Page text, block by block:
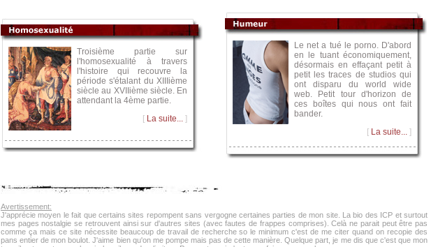
Troisième partie sur
l'homosexualité à travers
l'histoire qui recouvre la
période s'étalant du XIIIième
siècle au XVIIième siècle. En
attendant la 4ème partie.
[ La suite... ]
Le net a tué le porno. D'abord
en le tuant économiquement,
désormais en effaçant petit à
petit les traces de studios qui
ont disparu du world wide
web. Petit tour d'horizon de
ces boîtes qui nous ont fait
bander.
[ La suite... ]
Avertissement:
J'apprécie moyen le fait que certains sites repompent sans vergogne certaines parties de mon site. La bio des ICP et surtout
mes pages nostalgie se retrouvent ainsi sur d'autres sites (avec fautes de frappes comprises). Celà ne parait peut être pas
comme ça mais ce site nécessite beaucoup de travail de recherche so le minimum c'est de me citer quand on recopie des
pans entier de mon boulot. J'aime bien qu'on me pompe mais pas de cette manière. Quelque part, je me dis que c'est que mon